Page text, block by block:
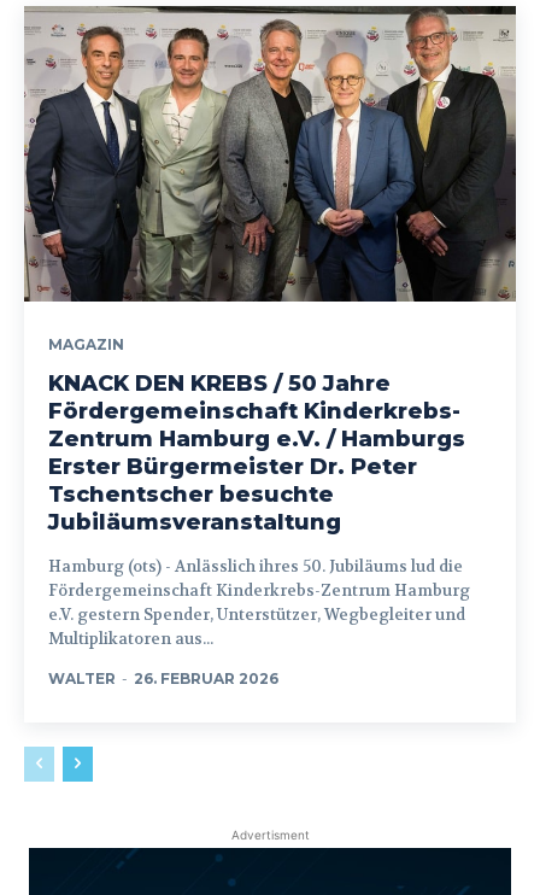
MAGAZIN
KNACK DEN KREBS / 50 Jahre
Fördergemeinschaft Kinderkrebs-
Zentrum Hamburg e.V. / Hamburgs
Erster Bürgermeister Dr. Peter
Tschentscher besuchte
Jubiläumsveranstaltung
Hamburg (ots) - Anlässlich ihres 50. Jubiläums lud die
Fördergemeinschaft Kinderkrebs-Zentrum Hamburg
e.V. gestern Spender, Unterstützer, Wegbegleiter und
Multiplikatoren aus...
WALTER - 26. FEBRUAR 2026
Advertisment